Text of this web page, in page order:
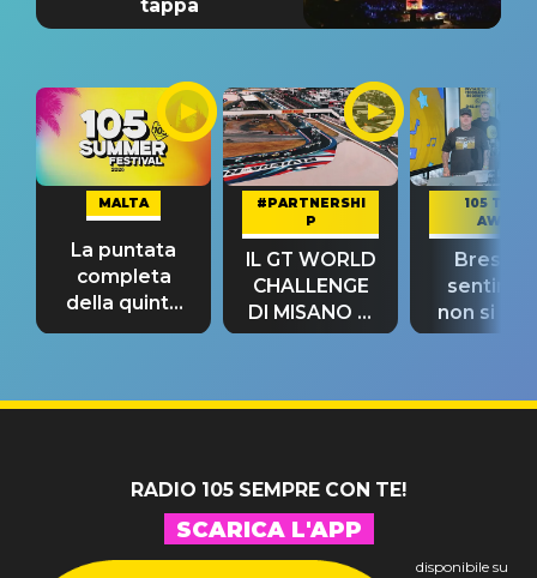
tappa
MALTA
La puntata
completa
della quinta
tappa
#PARTNERSHI
P
IL GT WORLD
CHALLENGE
DI MISANO si
riconferma
105 TAKE
AWAY
Bresh:
non si
fino alla
RADIO 105 SEMPRE CON TE!
SCARICA L'APP
disponibile su